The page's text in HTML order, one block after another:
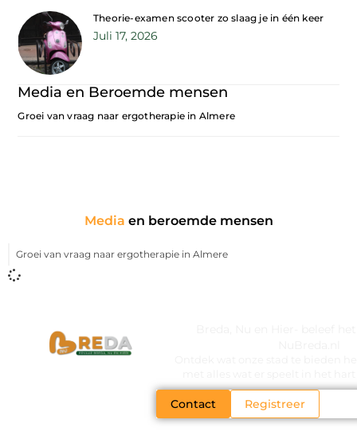
Theorie-examen scooter zo slaag je in één keer
Juli 17, 2026
Media en Beroemde mensen
Groei van vraag naar ergotherapie in Almere
Media en beroemde mensen
Groei van vraag naar ergotherapie in Almere
Contact Registreer